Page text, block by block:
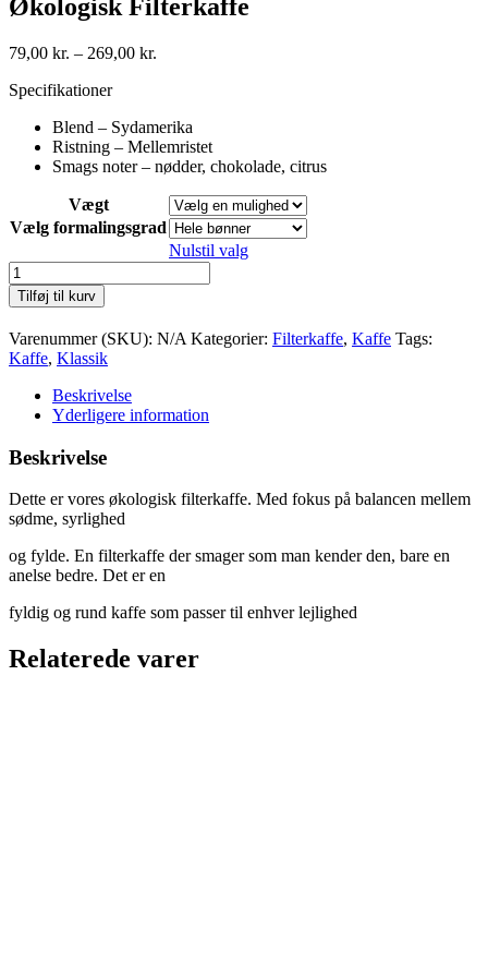
Økologisk Filterkaffe
79,00 kr. – 269,00 kr.
Specifikationer
Blend – Sydamerika
Ristning – Mellemristet
Smags noter – nødder, chokolade, citrus
Vægt
Vælg formalingsgrad
Nulstil valg
Økologisk
Filterkaffe
antal
Tilføj til kurv
Varenummer (SKU): N/A Kategorier: Filterkaffe, Kaffe Tags:
Kaffe, Klassik
Beskrivelse
Yderligere information
Beskrivelse
Dette er vores økologisk filterkaffe. Med fokus på balancen mellem
sødme, syrlighed
og fylde. En filterkaffe der smager som man kender den, bare en
anelse bedre. Det er en
fyldig og rund kaffe som passer til enhver lejlighed
Relaterede varer